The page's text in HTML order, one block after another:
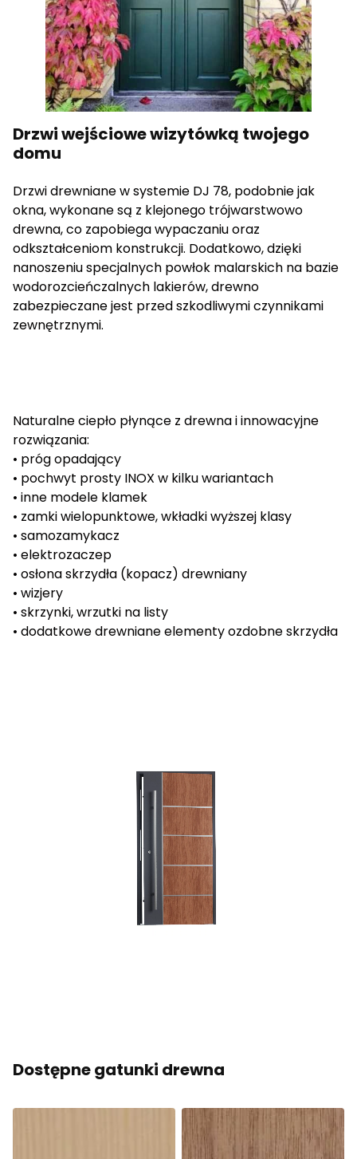
cenne dla wydawców i reklamodawców strony trzeciej.
Nieklasyfikowane
Nieklasyfikowane pliki cookie, to pliki, które są w procesie
klasyfikowania, wraz z dostawcami poszczególnych
Zapisz moje preferencje
Akceptuj wszystkie
Drzwi wejściowe wizytówką twojego
domu
Drzwi drewniane w systemie DJ 78, podobnie jak
okna, wykonane są z klejonego trójwarstwowo
drewna, co zapobiega wypaczaniu oraz
odkształceniom konstrukcji. Dodatkowo, dzięki
nanoszeniu specjalnych powłok malarskich na bazie
wodorozcieńczalnych lakierów, drewno
zabezpieczane jest przed szkodliwymi czynnikami
zewnętrznymi.
Naturalne ciepło płynące z drewna i innowacyjne
rozwiązania:
• próg opadający
• pochwyt prosty INOX w kilku wariantach
• inne modele klamek
• zamki wielopunktowe, wkładki wyższej klasy
• samozamykacz
• elektrozaczep
• osłona skrzydła (kopacz) drewniany
• wizjery
• skrzynki, wrzutki na listy
• dodatkowe drewniane elementy ozdobne skrzydła
Dostępne gatunki drewna